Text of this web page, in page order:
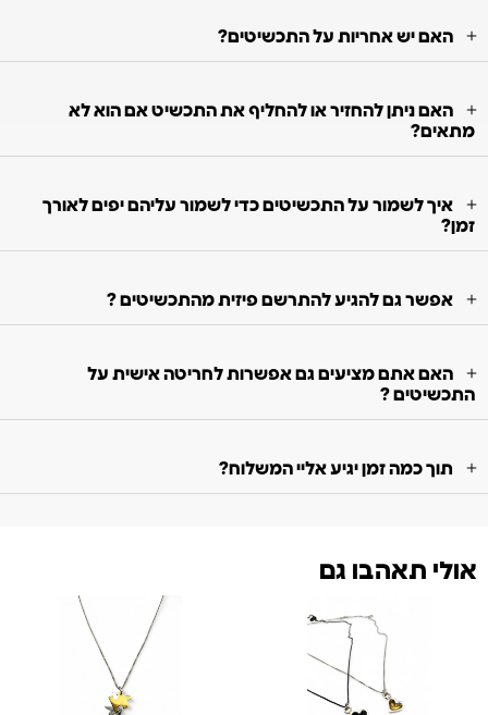
האם יש אחריות על התכשיטים?
האם ניתן להחזיר או להחליף את התכשיט אם הוא לא
מתאים?
איך לשמור על התכשיטים כדי לשמור עליהם יפים לאורך
זמן?
אפשר גם להגיע להתרשם פיזית מהתכשיטים ?
האם אתם מציעים גם אפשרות לחריטה אישית על
התכשיטים ?
תוך כמה זמן יגיע אליי המשלוח?
אולי תאהבו גם